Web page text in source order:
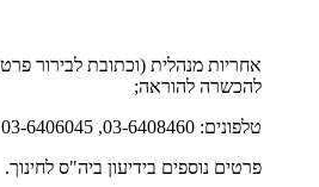
אחריות מנהלית (וכתובת לבירור
להכשרה להוראה;
טלפונים: 03-6408460, 03-6406045
פרטים נוספים בידיעון ביה"ס לחינוך.